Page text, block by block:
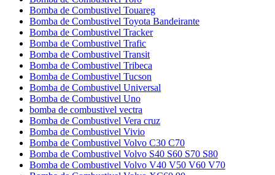
Bomba de Combustivel Touareg
Bomba de Combustivel Toyota Bandeirante
Bomba de Combustivel Tracker
Bomba de Combustivel Trafic
Bomba de Combustivel Transit
Bomba de Combustivel Tribeca
Bomba de Combustivel Tucson
Bomba de Combustivel Universal
Bomba de Combustivel Uno
bomba de combustivel vectra
Bomba de Combustivel Vera cruz
Bomba de Combustivel Vivio
Bomba de Combustivel Volvo C30 C70
Bomba de Combustivel Volvo S40 S60 S70 S80
Bomba de Combustivel Volvo V40 V50 V60 V70